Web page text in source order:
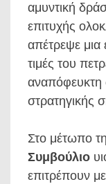
αμυντική
επιτυχής
απέτρεψε μια
τιμές του
αναπόφευκτη
στρατηγικής
Στο μέτωπο
Συμβούλιο
επιτρέπουν